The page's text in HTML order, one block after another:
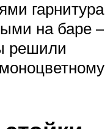
гарнитура
на баре –
решили